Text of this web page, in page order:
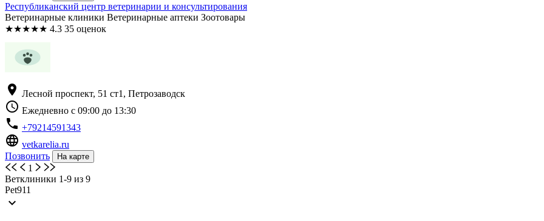
Республиканский центр ветеринарии и консультирования
Ветеринарные клиники Ветеринарные аптеки Зоотовары
★★★★★ 4.3 35 оценок
location_on Лесной проспект, 51 ст1, Петрозаводск
schedule Ежедневно с 09:00 до 13:30
phone +79214591343
language vetkarelia.ru
Позвонить
На карте
1
Ветклиники 1-9 из 9
Pet911
expand_more